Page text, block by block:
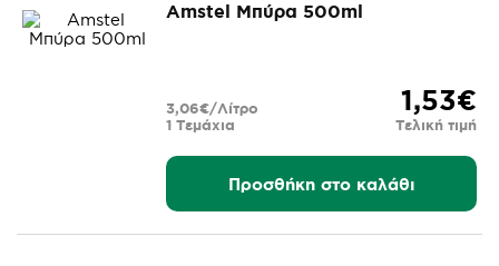
Amstel Μπύρα 500ml
1,53€
Τελική τιμή
1 Τεμάχια
3,06€/Λίτρο
Προσθήκη στο καλάθι